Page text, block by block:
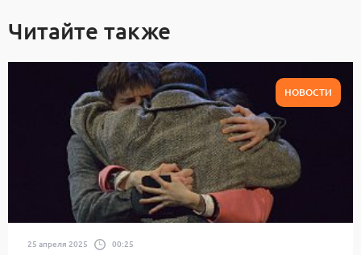
Читайте также
НОВОСТИ
25 апреля 2025 00:25